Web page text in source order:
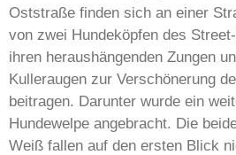
Oststraße finden sich an einer
von zwei Hundeköpfen des
ihren heraushängenden Zungen
Kulleraugen zur Verschönerung
beitragen. Darunter wurde ein
Hundewelpe angebracht. Die
Weiß fallen auf den ersten Blick